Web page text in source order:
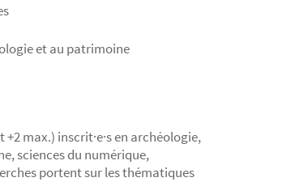
et au patrimoine
max.) inscrit·e·s en archéologie,
sciences du numérique,
portent sur les thématiques